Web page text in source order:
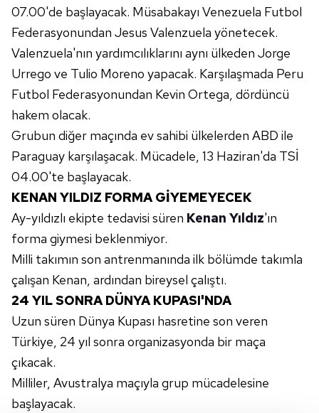
07.00'de başlayacak. Müsabakayı Venezuela Futbol
Federasyonundan Jesus Valenzuela yönetecek.
Valenzuela'nın yardımcılıklarını aynı ülkeden Jorge
Urrego ve Tulio Moreno yapacak. Karşılaşmada Peru
Futbol Federasyonundan Kevin Ortega, dördüncü
hakem olacak.
Grubun diğer maçında ev sahibi ülkelerden ABD ile
Paraguay karşılaşacak. Mücadele, 13 Haziran'da TSİ
04.00'te başlayacak.
KENAN YILDIZ FORMA GİYEMEYECEK
Ay-yıldızlı ekipte tedavisi süren Kenan Yıldız'ın
forma giymesi beklenmiyor.
Milli takımın son antrenmanında ilk bölümde takımla
çalışan Kenan, ardından bireysel çalıştı.
24 YIL SONRA DÜNYA KUPASI'NDA
Uzun süren Dünya Kupası hasretine son veren
Türkiye, 24 yıl sonra organizasyonda bir maça
çıkacak.
Milliler, Avustralya maçıyla grup mücadelesine
başlayacak.